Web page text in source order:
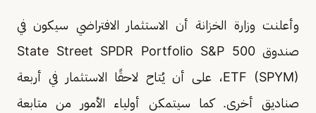
وأعلنت وزارة الخزانة أن الاستثمار الافتراضي سيكون في
صندوق State Street SPDR Portfolio S&P 500
ETF (SPYM)، على أن يُتاح لاحقًا الاستثمار في أربعة
صناديق أخرى. كما سيتمكن أولياء الأمور من متابعة